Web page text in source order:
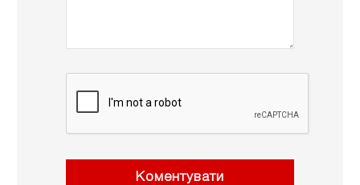
Коментувати